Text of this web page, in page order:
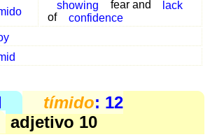
showing fear and
lack
of
confidence
tímido: 12
adjetivo 10